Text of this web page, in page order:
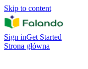
Skip to content
Sign inGet Started
Strona główna